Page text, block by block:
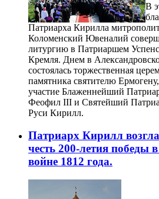
В
Патриарха Кирилла
Коломенский Ювеналий
литургию в Патриаршем
Кремля. Днем в
состоялась торжественная
памятника святителю
участие Блаженнейший
Феофил III и Святейший
Руси Кирилл.
Патриарх Кирилл
честь 200-летия победы
войне 1812 года.